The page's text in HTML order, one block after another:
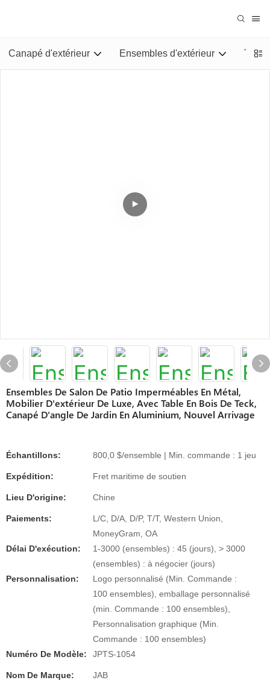
Canapé d'extérieur Ensembles d'extérieur
Ensembles De Salon De Patio Imperméables En Métal,
Mobilier D'extérieur De Luxe, Avec Table En Bois De Teck,
Canapé D'angle De Jardin En Aluminium, Nouvel Arrivage
Échantillons: 800,0 $/ensemble | Min. commande : 1 jeu
Expédition: Fret maritime de soutien
Lieu D'origine: Chine
Paiements:
L/C, D/A, D/P, T/T, Western Union,
MoneyGram, OA
Délai D'exécution:
1-3000 (ensembles) : 45 (jours), > 3000
(ensembles) : à négocier (jours)
Personnalisation:
Logo personnalisé (Min. Commande :
100 ensembles), emballage personnalisé
(min. Commande : 100 ensembles),
Personnalisation graphique (Min.
Commande : 100 ensembles)
Numéro De Modèle:
JPTS-1054
Nom De Marque: JAB